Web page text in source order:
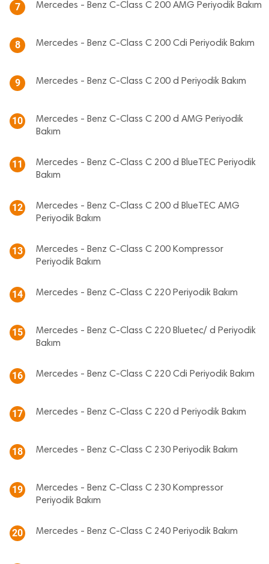
7 Mercedes - Benz C-Class C 200 AMG Periyodik Bakım
8 Mercedes - Benz C-Class C 200 Cdi Periyodik Bakım
9 Mercedes - Benz C-Class C 200 d Periyodik Bakım
10
Mercedes - Benz C-Class C 200 d AMG Periyodik
Bakım
11
Mercedes - Benz C-Class C 200 d BlueTEC Periyodik
Bakım
12
Mercedes - Benz C-Class C 200 d BlueTEC AMG
Periyodik Bakım
13
Mercedes - Benz C-Class C 200 Kompressor
Periyodik Bakım
14 Mercedes - Benz C-Class C 220 Periyodik Bakım
15
Mercedes - Benz C-Class C 220 Bluetec/ d Periyodik
Bakım
16 Mercedes - Benz C-Class C 220 Cdi Periyodik Bakım
17 Mercedes - Benz C-Class C 220 d Periyodik Bakım
18 Mercedes - Benz C-Class C 230 Periyodik Bakım
19
Mercedes - Benz C-Class C 230 Kompressor
Periyodik Bakım
20 Mercedes - Benz C-Class C 240 Periyodik Bakım